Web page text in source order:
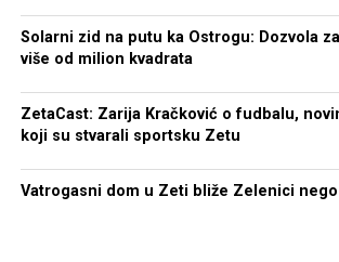
rezultatom.
Goricom, gdje je Zeta, kao formalni
pružila dostojan otpor. Rendžers je
rezultatom 1 : 0, a jedini pogodak na
je Da Markus Bizli u 81. minutu.
Solarni zid na putu ka Ostrogu: Dozvola
više od milion kvadrata
ZetaCast: Zarija Kračković o fudbalu,
koji su stvarali sportsku Zetu
Vatrogasni dom u Zeti bliže Zelenici